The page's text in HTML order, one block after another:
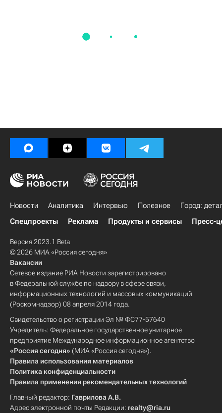
Новости Аналитика Интервью Полезное
Город:
Спецпроекты
Реклама Продукты и сервисы Пресс-
Версия 2023.1 Beta
© 2026 МИА «Россия сегодня»
Вакансии
Сетевое издание РИА Новости зарегистрировано
в Федеральной службе по надзору в сфере связи,
информационных технологий и массовых коммуникаций
(Роскомнадзор) 08 апреля 2014 года.
Свидетельство о регистрации Эл № ФС77-57640
Учредитель: Федеральное государственное унитарное
предприятие Международное информационное агентство
«Россия сегодня» (МИА «Россия сегодня»).
Правила использования материалов
Политика конфиденциальности
Правила применения рекомендательных технологий
Главный редактор: Гаврилова А.В.
Адрес электронной почты Редакции: realty@ria.ru